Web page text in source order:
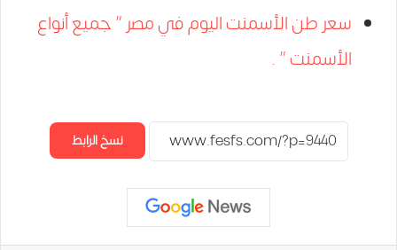
سعر طن الأسمنت اليوم في مصر ” جميع أنواع
الأسمنت ” .
نسخ الرابط